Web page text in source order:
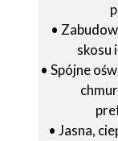
•
skosu
• Spójne
• Jasna,